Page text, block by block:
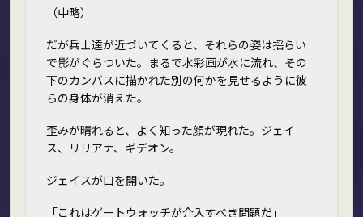
（中略）
だが兵士達が近づいてくると、それらの姿は揺らい
で影がぐらついた。まるで水彩画が水に流れ、その
下のカンバスに描かれた別の何かを見せるように彼
らの身体が消えた。
歪みが晴れると、よく知った顔が現れた。ジェイ
ス、リリアナ、ギデオン。
ジェイスが口を開いた。
「これはゲートウォッチが介入すべき問題だ」